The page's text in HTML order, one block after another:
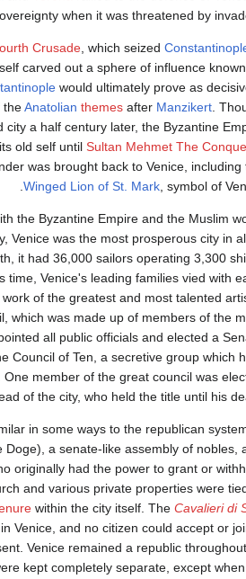
when it was threatened by
Crusade , which seized
carved out a sphere of influence
would ultimately prove as
theAnatolian themes after Manzikert .
a half century later, the Byzantine
old self until Sultan Mehmet The
was brought back to Venice, including
Winged Lion of St. Mark , symbol of
the Byzantine Empire and the Muslim
Venice was the most prosperous city in
it had 36,000 sailors operating 3,300
Venice's leading families vied with
of the greatest and most talented
which was made up of members of the
all public officials and elected a
Council of Ten, a secretive group which
member of the great council was
of the city, who held the title until his
in some ways to the republican
a senate-like assembly of nobles,
originally had the power to grant or
and various private properties were
within the city itself. The Cavalieri di
Venice, and no citizen could accept or
Venice remained a republic
kept completely separate, except